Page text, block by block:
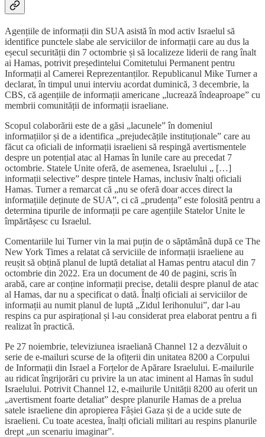
Agențiile de informații din SUA asistă în mod activ Israelul să
identifice punctele slabe ale serviciilor de informații care au dus la
eșecul securității din 7 octombrie și să localizeze liderii de rang înalt
ai Hamas, potrivit președintelui Comitetului Permanent pentru
Informații al Camerei Reprezentanților. Republicanul Mike Turner a
declarat, în timpul unui interviu acordat duminică, 3 decembrie, la
CBS, că agențiile de informații americane „lucrează îndeaproape” cu
membrii comunității de informații israeliane.
Scopul colaborării este de a găsi „lacunele” în domeniul
informațiilor și de a identifica „prejudecățile instituționale” care au
făcut ca oficiali de informații israelieni să respingă avertismentele
despre un potențial atac al Hamas în lunile care au precedat 7
octombrie. Statele Unite oferă, de asemenea, Israelului „ […]
informații selective” despre țintele Hamas, inclusiv înalți oficiali
Hamas. Turner a remarcat că „nu se oferă doar acces direct la
informațiile deținute de SUA”, ci că „prudența” este folosită pentru a
determina tipurile de informații pe care agențiile Statelor Unite le
împărtășesc cu Israelul.
Comentariile lui Turner vin la mai puțin de o săptămână după ce The
New York Times a relatat că serviciile de informații israeliene au
reușit să obțină planul de luptă detaliat al Hamas pentru atacul din 7
octombrie din 2022. Era un document de 40 de pagini, scris în
arabă, care ar conține informații precise, detalii despre planul de atac
al Hamas, dar nu a specificat o dată. Înalți oficiali ai serviciilor de
informații au numit planul de luptă „Zidul Ierihonului”, dar l-au
respins ca pur aspirațional și l-au considerat prea elaborat pentru a fi
realizat în practică.
Pe 27 noiembrie, televiziunea israeliană Channel 12 a dezvăluit o
serie de e-mailuri scurse de la ofițerii din unitatea 8200 a Corpului
de Informații din Israel a Forțelor de Apărare Israelului. E-mailurile
au ridicat îngrijorări cu privire la un atac iminent al Hamas în sudul
Israelului. Potrivit Channel 12, e-mailurile Unității 8200 au oferit un
„avertisment foarte detaliat” despre planurile Hamas de a prelua
satele israeliene din apropierea Fâșiei Gaza și de a ucide sute de
israelieni. Cu toate acestea, înalți oficiali militari au respins planurile
drept „un scenariu imaginar”.